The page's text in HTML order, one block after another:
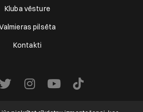
Kluba vēsture
pilsēta
Kontakti